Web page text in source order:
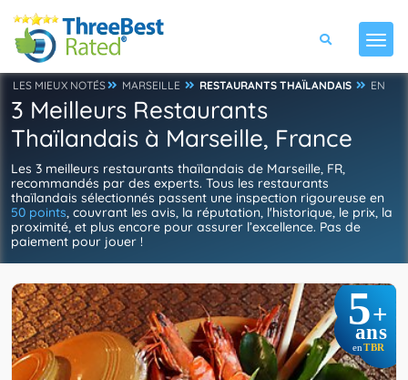
LES MIEUX NOTÉS MARSEILLE RESTAURANTS THAÏLANDAIS EN
3 Meilleurs Restaurants
Thaïlandais à Marseille, France
Les 3 meilleurs restaurants thaïlandais de Marseille, FR,
recommandés par des experts. Tous les restaurants
thaïlandais sélectionnés passent une inspection rigoureuse en
50 points, couvrant les avis, la réputation, l'historique, le prix, la
proximité, et plus encore pour assurer l’excellence. Pas de
paiement pour jouer !
5+
ans
en TBR